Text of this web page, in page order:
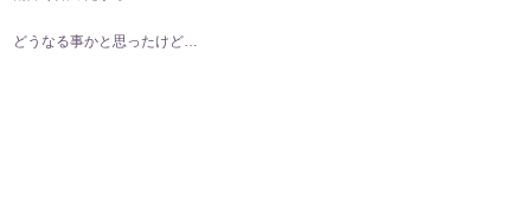
どうなる事かと思ったけど…